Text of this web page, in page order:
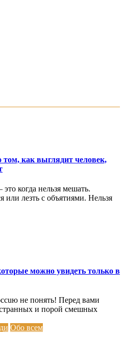
том, как выглядит человек,
когда нельзя мешать.
или лезть с объятиями. Нельзя
можно увидеть только в
не понять! Перед вами
и порой смешных
Обо всем